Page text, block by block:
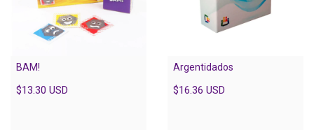
BAM!
$13.30 USD
Argentidados
$16.36 USD